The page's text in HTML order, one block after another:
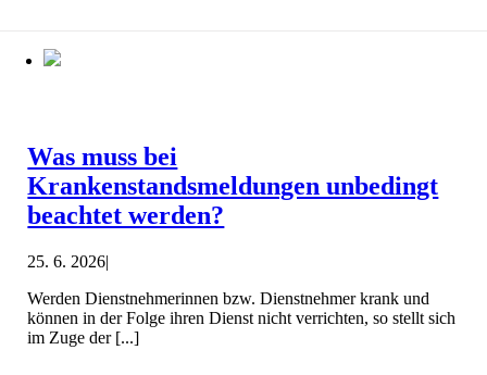
Was muss bei
Krankenstandsmeldungen unbedingt
beachtet werden?
25. 6. 2026|
Werden Dienstnehmerinnen bzw. Dienstnehmer krank und
können in der Folge ihren Dienst nicht verrichten, so stellt sich
im Zuge der [...]